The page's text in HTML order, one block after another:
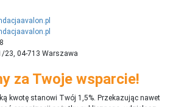
23, 04-713 Warszawa
za Twoje wsparcie!
kwotę stanowi Twój 1,5%. Przekazując nawet